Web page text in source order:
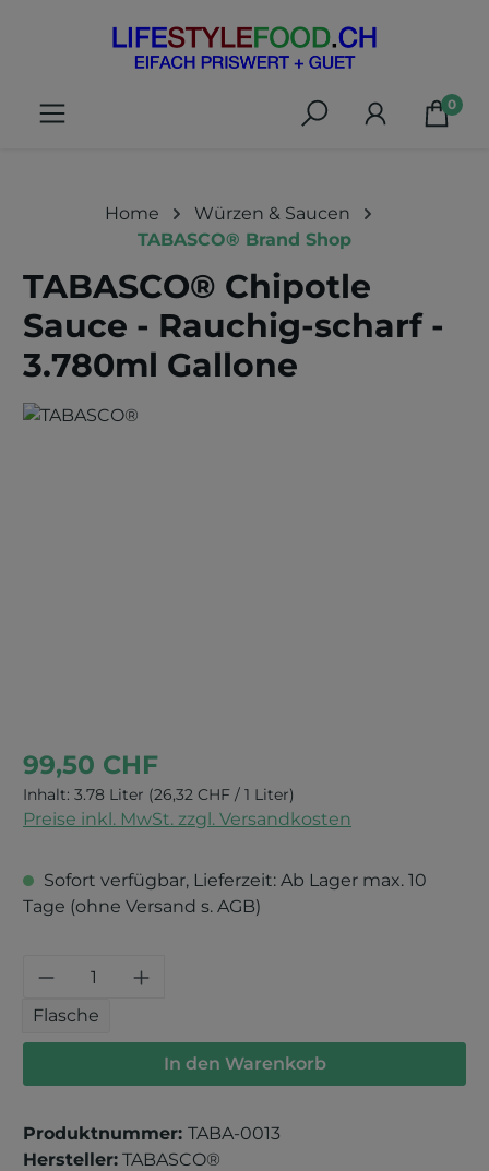
springen
0
Home
Würzen & Saucen
TABASCO® Brand Shop
TABASCO® Chipotle
Sauce - Rauchig-scharf -
3.780ml Gallone
99,50 CHF
Inhalt: 3.78 Liter (26,32 CHF / 1 Liter)
Preise inkl. MwSt. zzgl. Versandkosten
Sofort verfügbar, Lieferzeit: Ab Lager max. 10
Tage (ohne Versand s. AGB)
Produkt Anzahl: Gib den
Flasche
In den Warenkorb
Produktnummer: TABA-0013
Hersteller: TABASCO®